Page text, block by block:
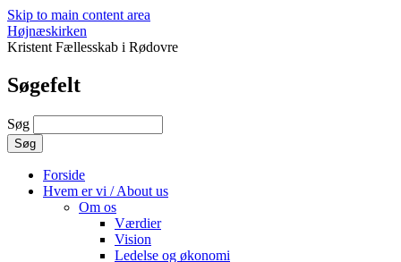
Skip to main content area
Højnæskirken
Kristent Fællesskab i Rødovre
Søgefelt
Søg
Forside
Hvem er vi / About us
Om os
Værdier
Vision
Ledelse og økonomi